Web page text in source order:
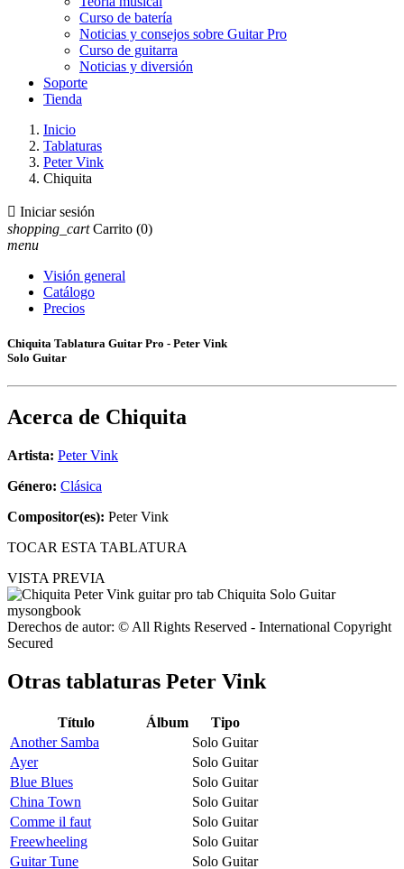
Curso de batería
Noticias y consejos sobre Guitar Pro
Curso de guitarra
Noticias y diversión
Soporte
Tienda
Inicio
Tablaturas
Peter Vink
Chiquita
 Iniciar sesión
shopping_cart Carrito (0)
menu
Visión general
Catálogo
Precios
Chiquita Tablatura Guitar Pro - Peter Vink
Solo Guitar
Acerca de Chiquita
Artista: Peter Vink
Género: Clásica
Compositor(es): Peter Vink
TOCAR ESTA TABLATURA
VISTA PREVIA
Derechos de autor: © All Rights Reserved - International Copyright
Secured
Otras tablaturas Peter Vink
Título Álbum
Tipo
Another Samba
Solo Guitar
Ayer
Solo Guitar
Blue Blues
Solo Guitar
China Town
Solo Guitar
Comme il faut
Solo Guitar
Freewheeling
Solo Guitar
Guitar Tune
Solo Guitar